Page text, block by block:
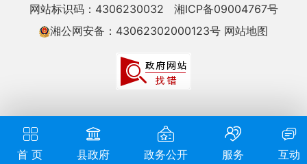
首 页 县政府 政务公开 服务 互动
网站标识码：4306230032
湘ICP备09004767号
湘公网安备：43062302000123号 网站地图